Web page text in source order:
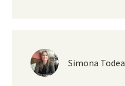
Simona Todea